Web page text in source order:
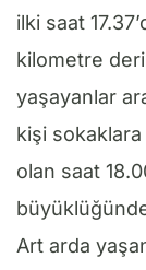
ilki saat
kilometre
yaşayanlar
kişi
olan saat
Art arda